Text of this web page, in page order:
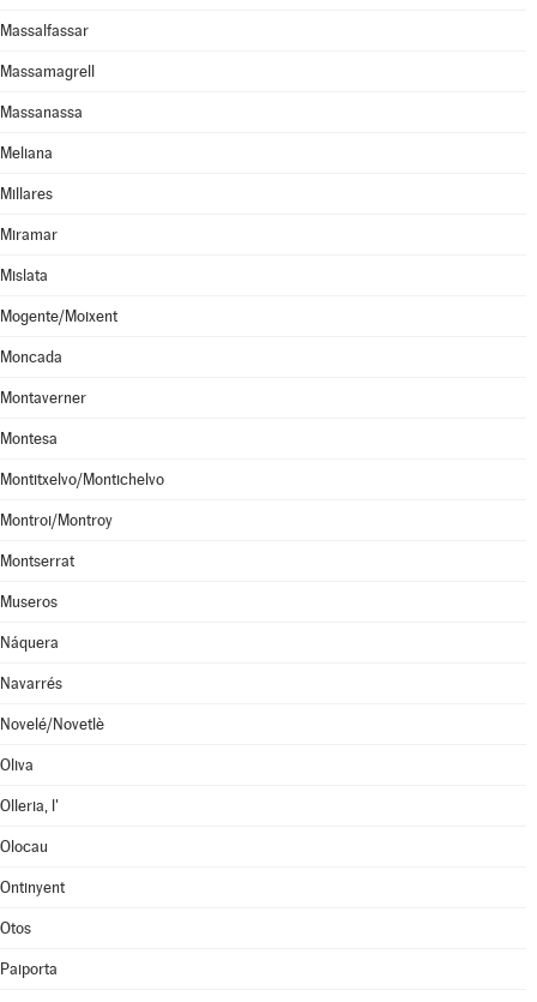
Massalfassar
Massamagrell
Massanassa
Meliana
Millares
Miramar
Mislata
Mogente/Moixent
Moncada
Montaverner
Montesa
Montitxelvo/Montichelvo
Montroi/Montroy
Montserrat
Museros
Náquera
Navarrés
Novelé/Novetlè
Oliva
Olleria, l'
Olocau
Ontinyent
Otos
Paiporta